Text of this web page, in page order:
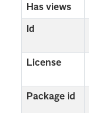
Has views
Id
License
Package id